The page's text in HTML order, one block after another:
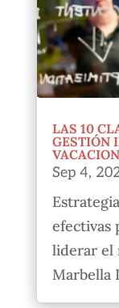
LAS 10
GESTIÓN
Sep 4,
efectivas
liderar el
Marbella